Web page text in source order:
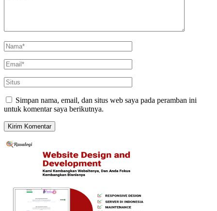
Simpan nama, email, dan situs web saya pada peramban ini
untuk komentar saya berikutnya.